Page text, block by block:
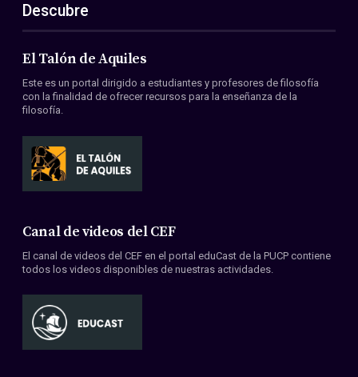
Descubre
El Talón de Aquiles
Este es un portal dirigido a estudiantes y profesores de filosofía
con la finalidad de ofrecer recursos para la enseñanza de la
filosofía.
Canal de videos del CEF
El canal de videos del CEF en el portal eduCast de la PUCP contiene
todos los videos disponibles de nuestras actividades.